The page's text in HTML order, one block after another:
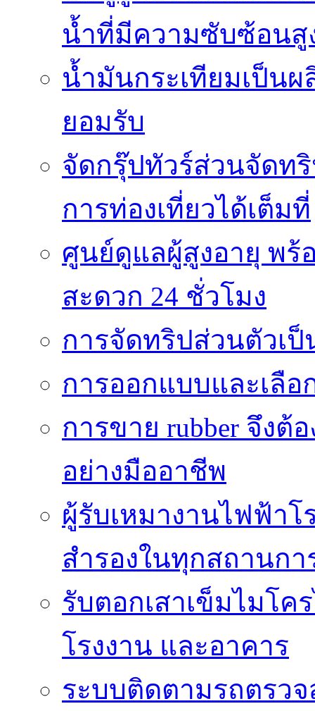
น้ำที่มีความซับซ้อนสู
น้ำมันกระเทียมเป็น
ยอมรับ
จัดกรุ๊ปทัวร์ส่วนจัดท
การท่องเที่ยวได้เต็มที่
ศูนย์ดูแลผู้สูงอายุ พร้
สะดวก 24 ชั่วโมง
การจัดทริปส่วนตัวเ
การออกแบบและเลือ
การขาย rubber จึง
อย่างมืออาชีพ
ผู้รับเหมางานไฟฟ้า
สำรองในทุกสถานก
รับตอกเสาเข็มไมโค
โรงงาน และอาคาร
ระบบติดตามรถตรว